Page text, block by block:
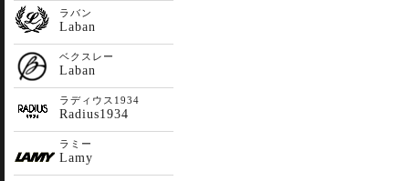
ラバン
Laban
ベクスレー
Laban
ラディウス1934
Radius1934
ラミー
Lamy